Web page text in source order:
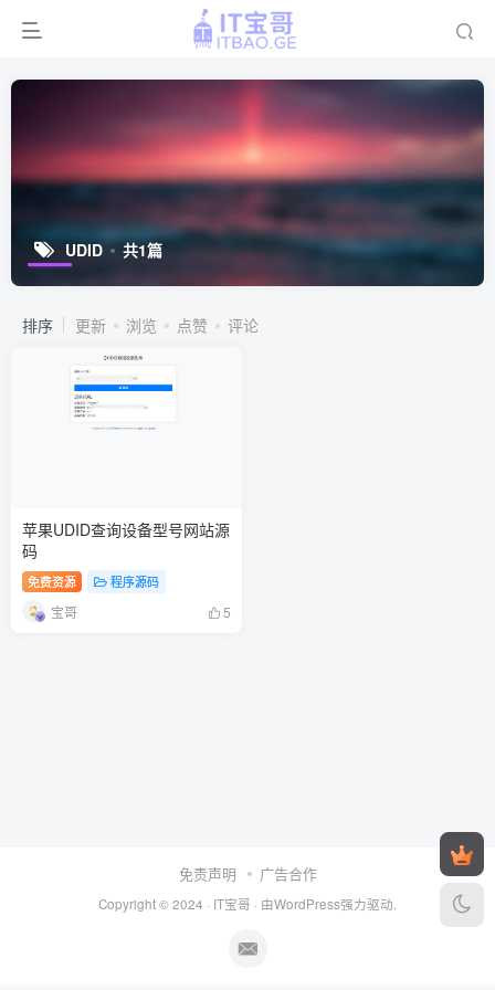
UDID 共1篇
排序 更新 浏览 点赞 评论
苹果UDID查询设备型号网站源
码
免费资源 程序源码
宝哥 5
免责声明 广告合作
Copyright © 2024 · IT宝哥 · 由WordPress强力驱动.